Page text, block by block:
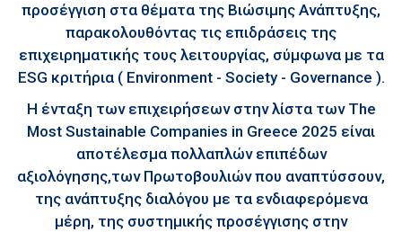
προσέγγιση στα θέματα της Βιώσιμης Ανάπτυξης,
παρακολουθόντας τις επιδράσεις της
επιχειρηματικής τους λειτουργίας, σύμφωνα με τα
ESG κριτήρια ( Environment - Society - Governance ).
Η ένταξη των επιχειρήσεων στην λίστα των The
Most Sustainable Companies in Greece 2025 είναι
αποτέλεσμα πολλαπλών επιπέδων
αξιολόγησης,των Πρωτοβουλιών που αναπτύσσουν,
της ανάπτυξης διαλόγου με τα ενδιαφερόμενα
μέρη, της συστημικής προσέγγισης στην